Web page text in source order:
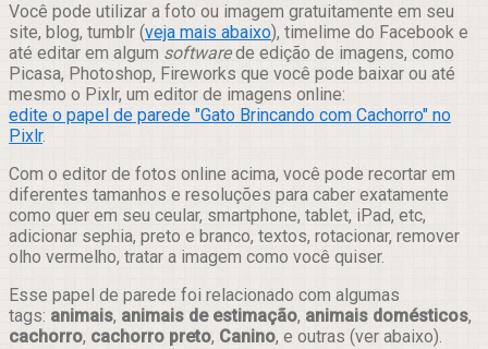
Você pode utilizar a foto ou imagem gratuitamente em seu
site, blog, tumblr (veja mais abaixo), timelime do Facebook e
até editar em algum softwarede edição de imagens, como
Picasa, Photoshop, Fireworks que você pode baixar ou até
mesmo o Pixlr, um editor de imagens online:
edite o papel de parede "Gato Brincando com Cachorro" no
Pixlr.
Com o editor de fotos online acima, você pode recortar em
diferentes tamanhos e resoluções para caber exatamente
como quer em seu ceular, smartphone, tablet, iPad, etc,
adicionar sephia, preto e branco, textos, rotacionar, remover
olho vermelho, tratar a imagem como você quiser.
Esse papel de parede foi relacionado com algumas
tags: animais, animais de estimação, animais domésticos,
cachorro, cachorro preto, Canino, e outras (ver abaixo).